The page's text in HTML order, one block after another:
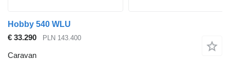
Hobby 540 WLU
€ 33.290
PLN 143.400
Caravan